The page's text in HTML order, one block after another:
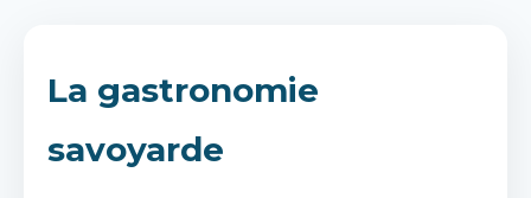
La gastronomie
savoyarde